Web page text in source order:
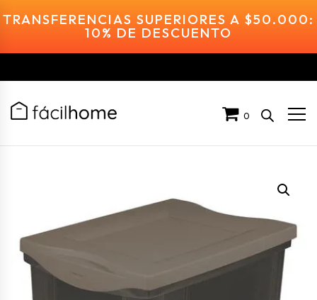
TRANSFERENCIAS SUPERIORES A $50.000:
10% DE DESCUENTO
0